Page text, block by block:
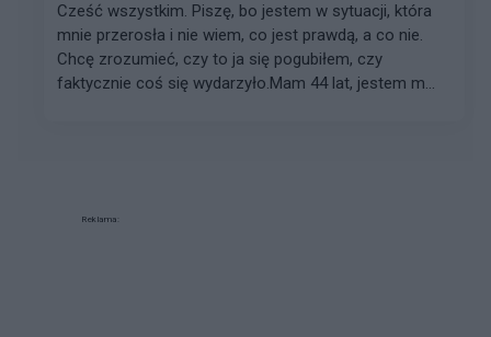
Cześć wszystkim. Piszę, bo jestem w sytuacji, która
mnie przerosła i nie wiem, co jest prawdą, a co nie.
Chcę zrozumieć, czy to ja się pogubiłem, czy
faktycznie coś się wydarzyło.Mam 44 lat, jestem m...
Reklama: